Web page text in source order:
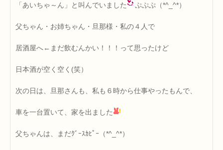
「あいちゃ～ん」と叫んでいました ぷぷぷ（*^_^*）
父ちゃん・お姉ちゃん・旦那様・私の４人で
居酒屋へ←まだ飲むんかい！！！って思ったけど
日本酒が空く空く(笑）
次の日は、旦那さんも、私も６時から仕事やったもんで、
車を一台置いて、家を出ました
父ちゃんは、まだｸﾞｰｽｶﾋﾟｰ（*^_^*）